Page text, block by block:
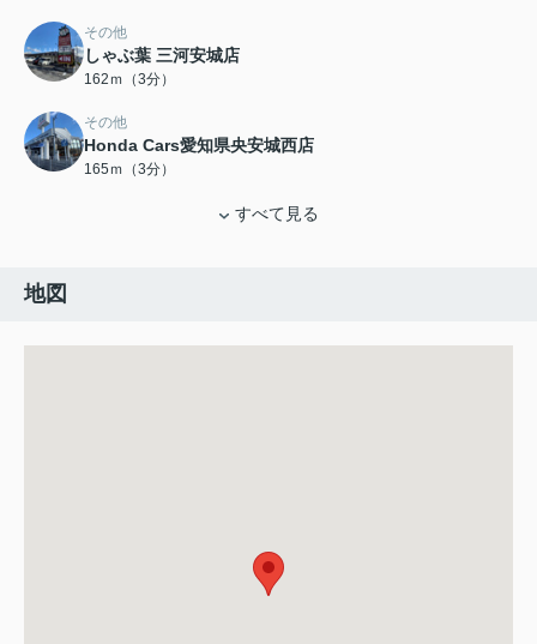
その他
しゃぶ葉 三河安城店
162ｍ（3分）
その他
Honda Cars愛知県央安城西店
165ｍ（3分）
すべて見る
地図